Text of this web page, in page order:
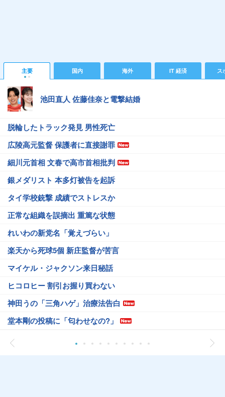
主要 国内 海外 IT 経済 ス
池田直人 佐藤佳奈と電撃結婚
脱輪したトラック発見 男性死亡
広陵高元監督 保護者に直接謝罪
細川元首相 文春で高市首相批判
銀メダリスト 本多灯被告を起訴
タイ学校銃撃 成績でストレスか
正常な組織を誤摘出 重篤な状態
れいわの新党名「覚えづらい」
楽天から死球5個 新庄監督が苦言
マイケル・ジャクソン来日秘話
ヒコロヒー 割引お握り買わない
神田うの「三角ハゲ」治療法告白
堂本剛の投稿に「匂わせなの?」